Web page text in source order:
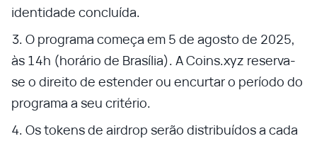
identidade concluída.
O programa começa em 5 de agosto de 2025,
às 14h (horário de Brasília). A Coins.xyz reserva-
se o direito de estender ou encurtar o período do
programa a seu critério.
Os tokens de airdrop serão distribuídos a cada